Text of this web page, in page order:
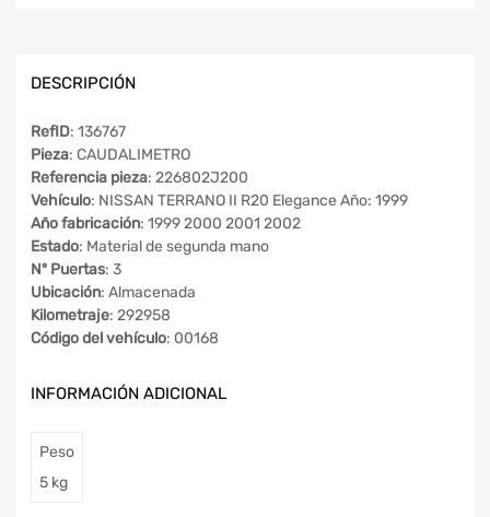
DESCRIPCIÓN
RefID: 136767
Pieza: CAUDALIMETRO
Referencia pieza: 226802J200
Vehículo: NISSAN TERRANO II R20 Elegance Año: 1999
Año fabricación: 1999 2000 2001 2002
Estado: Material de segunda mano
Nº Puertas: 3
Ubicación: Almacenada
Kilometraje: 292958
Código del vehículo: 00168
INFORMACIÓN ADICIONAL
Peso
5 kg